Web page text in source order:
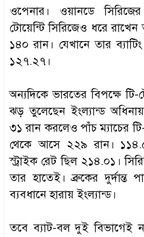
ওপেনার। ওয়ানডে
টোয়েন্টি সিরিজেও ধরে
১৪০ রান। যেখানে তার
১২৭.২৭।
অন্যদিকে ভারতের বিপক্ষে টি-
ঝড় তুলেছেন ইংল্যান্ড
৩১ রান করলেও পাঁচ ম্যাচের
থেকে আসে ২২৯ রান।
স্ট্রাইক রেট ছিল ২১৪.০১।
তার হাতেই। ব্রুকের দুর্দান্ত
ব্যবধানে হারায় ইংল্যান্ড।
তবে ব্যাট-বল দুই বিভাগেই